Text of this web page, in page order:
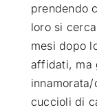
SEMPRE CON ME
prendendo
loro si
mesi dopo
affidati, ma
innamorata/
cuccioli di